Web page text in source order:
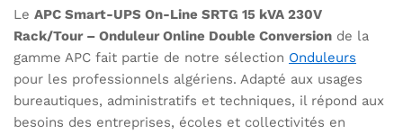
Le APC Smart-UPS On-Line SRTG 15 kVA 230V
Rack/Tour – Onduleur Online Double Conversion de la
gamme APC fait partie de notre sélection Onduleurs
pour les professionnels algériens. Adapté aux usages
bureautiques, administratifs et techniques, il répond aux
besoins des entreprises, écoles et collectivités en